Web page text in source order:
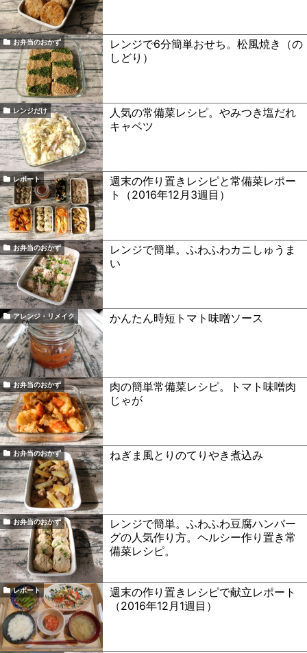
お弁当のおかず
レンジで6分簡単おせち。松風焼き（の
しどり）
レンジだけ
人気の常備菜レシピ。やみつき塩だれ
キャベツ
レポート
週末の作り置きレシピと常備菜レポー
ト（2016年12月3週目）
お弁当のおかず
レンジで簡単。ふわふわカニしゅうま
い
アレンジ・リメイク かんたん時短トマト味噌ソース
お弁当のおかず
肉の簡単常備菜レシピ。トマト味噌肉
じゃが
お弁当のおかず ねぎま風とりのてりやき煮込み
お弁当のおかず
レンジで簡単。ふわふわ豆腐ハンバー
グの人気作り方。ヘルシー作り置き常
備菜レシピ。
レポート
週末の作り置きレシピで献立レポート
（2016年12月1週目）